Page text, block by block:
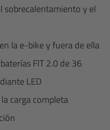
sobrecalentamiento y el
la e-bike y fuera de ella
FIT 2.0 de 36
LED
carga completa